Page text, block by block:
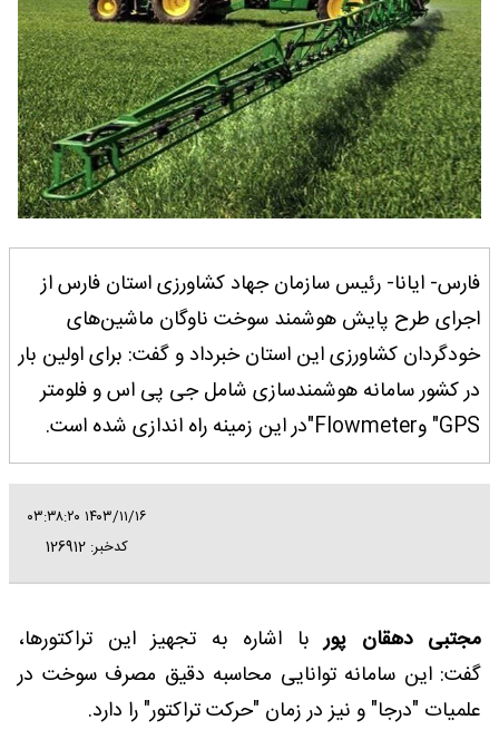
فارس- ایانا- رئیس سازمان جهاد کشاورزی استان فارس از
اجرای طرح پایش هوشمند سوخت ناوگان ماشین‌های
خودگردان کشاورزی این استان خبرداد و گفت: برای اولین بار
در کشور سامانه هوشمندسازی شامل جی پی اس و فلومتر
GPS" وFlowmeter"در این زمینه راه اندازی شده است.
۱۴۰۳/۱۱/۱۶ ۰۳:۳۸:۲۰
کدخبر: 126912
مجتبی دهقان پوربا اشاره به تجهیز این تراکتورها،
گفت: این سامانه توانایی محاسبه دقیق مصرف سوخت در
علمیات "درجا" و نیز در زمان "حرکت تراکتور" را دارد.